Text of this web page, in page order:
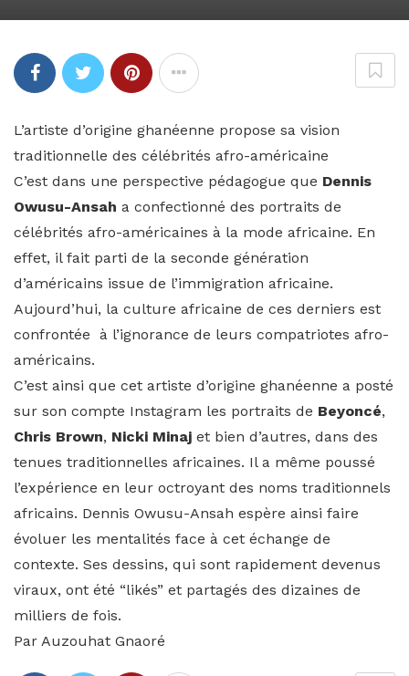
L’artiste d’origine ghanéenne propose sa vision
traditionnelle des célébrités afro-américaine
C’est dans une perspective pédagogue que Dennis
Owusu-Ansah a confectionné des portraits de
célébrités afro-américaines à la mode africaine. En
effet, il fait parti de la seconde génération
d’américains issue de l’immigration africaine.
Aujourd’hui, la culture africaine de ces derniers est
confrontée à l’ignorance de leurs compatriotes afro-
américains.
C’est ainsi que cet artiste d’origine ghanéenne a posté
sur son compte Instagram les portraits de Beyoncé,
Chris Brown, Nicki Minaj et bien d’autres, dans des
tenues traditionnelles africaines. Il a même poussé
l’expérience en leur octroyant des noms traditionnels
africains. Dennis Owusu-Ansah espère ainsi faire
évoluer les mentalités face à cet échange de
contexte. Ses dessins, qui sont rapidement devenus
viraux, ont été “likés” et partagés des dizaines de
milliers de fois.
Par Auzouhat Gnaoré